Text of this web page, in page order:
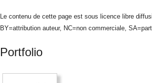
Le contenu de cette page est sous licence libre
BY=attribution auteur, NC=non commerciale,
Portfolio